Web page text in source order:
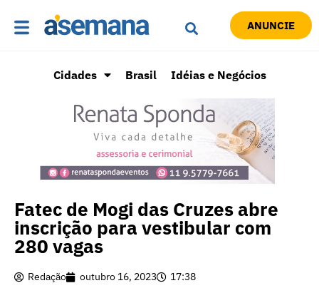
ANUNCIE
Cidades Brasil Idéias e Negócios
Fatec de Mogi das Cruzes abre
inscrição para vestibular com
280 vagas
Redação outubro 16, 2023 17:38